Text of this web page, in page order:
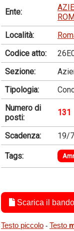
Ente:
Località:
Codice atto:
Sezione:
Tipologia:
Numero di
posti:
131
Scadenza: 19/
Tags:
Scarica il bando
Testo piccolo - Testo